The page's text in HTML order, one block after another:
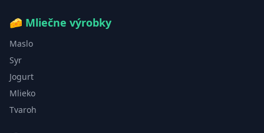
🧀 Mliečne výrobky
Maslo
Syr
Jogurt
Mlieko
Tvaroh